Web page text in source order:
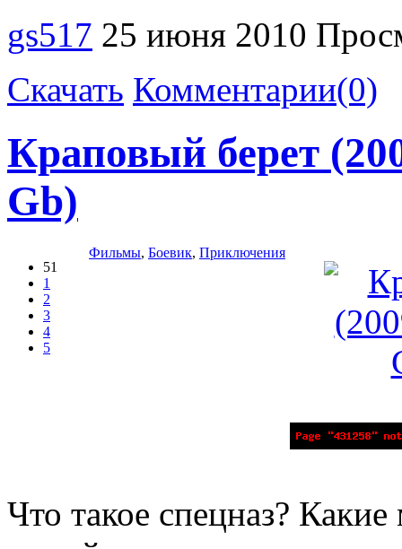
gs517 25 июня 2010
Скачать Комментарии(0)
Краповый берет
Gb)
51
1
2
3
4
5
Фильмы, Боевик, Приключения
Что такое спецназ?